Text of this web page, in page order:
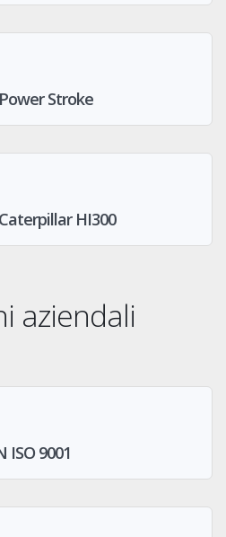
Stroke
HI300
aziendali
ISO 9001